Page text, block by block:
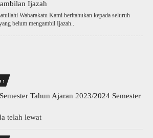
Ijazah
Wabarakatu Kami beritahukan kepada seluruh
belum mengambil Ijazah..
:
Tahun Ajaran 2023/2024 Semester
telah lewat